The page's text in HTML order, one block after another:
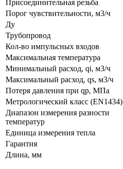
Присоединительная резьба
Порог чувствительности, м3/ч
Ду
Трубопровод
Кол-во импульсных входов
Максимальная температура
Минимальный расход, qi, м3/ч
Максимальный расход, qs, м3/ч
Потеря давления при qp, МПа
Метрологический класс (EN1434)
Диапазон измерения разности
температур
Единица измерения тепла
Гарантия
Длина, мм